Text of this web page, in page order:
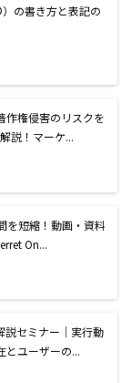
の書き方と表記の
作権侵害のリスクを
説！マーケ...
を短縮！動画・資料
On...
説セミナー｜実行動
とユーザーの...